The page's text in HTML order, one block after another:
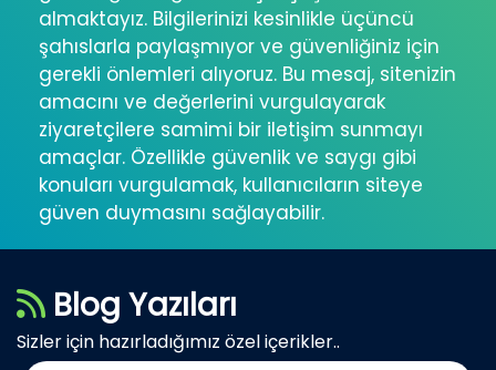
almaktayız. Bilgilerinizi kesinlikle üçüncü
şahıslarla paylaşmıyor ve güvenliğiniz için
gerekli önlemleri alıyoruz. Bu mesaj, sitenizin
amacını ve değerlerini vurgulayarak
ziyaretçilere samimi bir iletişim sunmayı
amaçlar. Özellikle güvenlik ve saygı gibi
konuları vurgulamak, kullanıcıların siteye
güven duymasını sağlayabilir.
Blog Yazıları
Sizler için hazırladığımız özel içerikler..